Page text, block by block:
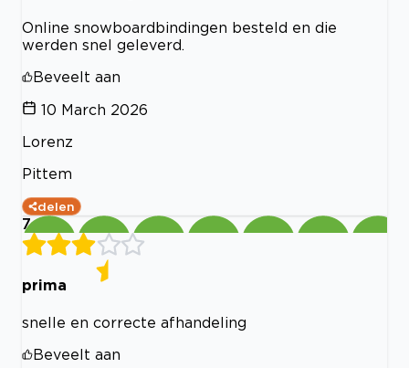
Online snowboardbindingen besteld en die
werden snel geleverd.
Beveelt aan
10 March 2026
Lorenz
Pittem
delen
7
prima
snelle en correcte afhandeling
Beveelt aan